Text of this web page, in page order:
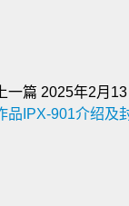
一篇 2025年2月
品IPX-901介绍及